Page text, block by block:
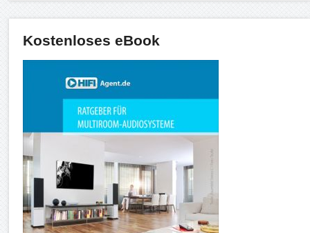
Kostenloses eBook